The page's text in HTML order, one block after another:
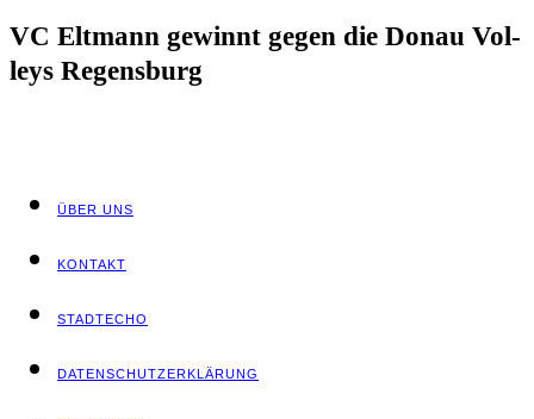
VC Elt­mann gewinnt gegen die Donau Vol­
leys Regensburg
ÜBER UNS
KON­TAKT
STADT­ECHO
DATEN­SCHUTZ­ER­KLÄ­RUNG